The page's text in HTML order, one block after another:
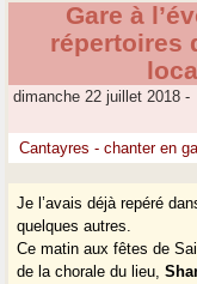
Gare à
répertoires
dimanche 22 juillet 2018 -
Cantayres - chanter en
Je l’avais déjà repéré
quelques autres.
Ce matin aux fêtes de
de la chorale du lieu,